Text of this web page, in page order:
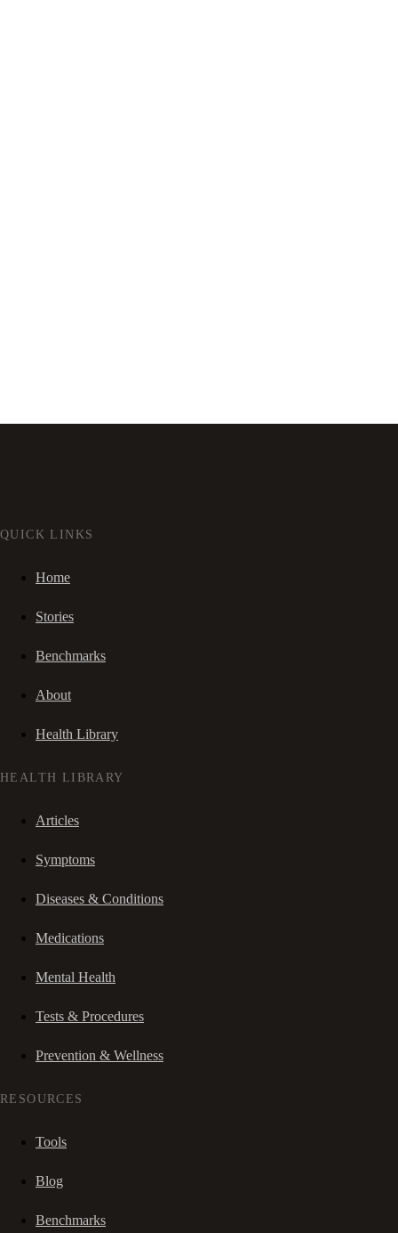
QUICK LINKS
Home
Stories
Benchmarks
About
Health Library
HEALTH LIBRARY
Articles
Symptoms
Diseases & Conditions
Medications
Mental Health
Tests & Procedures
Prevention & Wellness
RESOURCES
Tools
Blog
Benchmarks